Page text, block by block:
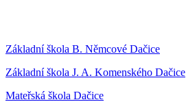
Základní škola B. Němcové Dačice
Základní škola J. A. Komenského Dačice
Mateřská škola Dačice